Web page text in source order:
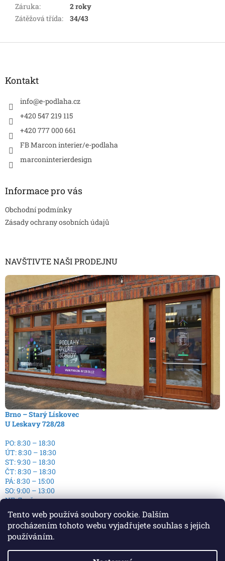
Tento web používá soubory cookie. Dalším
procházením tohoto webu vyjadřujete souhlas s jejich
používáním.
Záruka:
2 roky
Zátěžová třída: 34/43
Kontakt
info@e-podlaha.cz
+420 547 219 115
+420 777 000 661
FB Marcon interier/e-podlaha
marconinterierdesign
Informace pro vás
Obchodní podmínky
Zásady ochrany osobních údajů
NAVŠTIVTE NAŠI PRODEJNU
Brno – Starý Lískovec
U Leskavy 728/28
PO: 8:30 – 18:30
ÚT: 8:30 – 18:30
ST: 9:30 – 18:30
ČT: 8:30 – 18:30
PÁ: 8:30 – 15:00
SO: 9:00 – 13:00
NE: Zavřeno